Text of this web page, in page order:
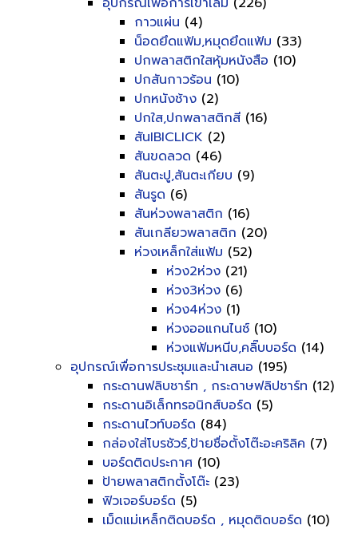
กาวแผ่น (4)
น็อดยึดแฟ้ม,หมุดยึดแฟ้ม (33)
ปกพลาสติกใสหุ้มหนังสือ (10)
ปกสันกาวร้อน (10)
ปกหนังช้าง (2)
ปกใส,ปกพลาสติกสี (16)
สันIBICLICK (2)
สันขดลวด (46)
สันตะปู,สันตะเกียบ (9)
สันรูด (6)
สันห่วงพลาสติก (16)
สันเกลียวพลาสติก (20)
ห่วงเหล็กใส่แฟ้ม (52)
ห่วง2ห่วง (21)
ห่วง3ห่วง (6)
ห่วง4ห่วง (1)
ห่วงออแกนไนซ์ (10)
ห่วงแฟ้มหนีบ,คลิ๊บบอร์ด (14)
อุปกรณ์เพื่อการประชุมและนำเสนอ (195)
กระดานฟลิบชาร์ท , กระดาษฟลิปชาร์ท (12)
กระดานอิเล็กทรอนิกส์บอร์ด (5)
กระดานไวท์บอร์ด (84)
กล่องใส่โบรชัวร์,ป้ายชื่อตั้งโต๊ะอะคริลิค (7)
บอร์ดติดประกาศ (10)
ป้ายพลาสติกตั้งโต๊ะ (23)
ฟิวเจอร์บอร์ด (5)
เม็ดแม่เหล็กติดบอร์ด , หมุดติดบอร์ด (10)